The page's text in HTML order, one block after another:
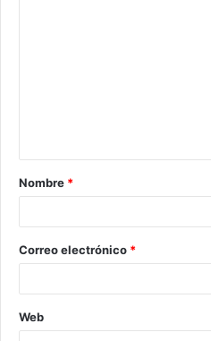
Nombre *
Correo electrónico *
Web